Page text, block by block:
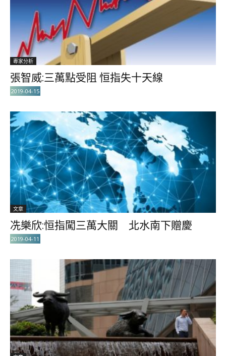
專家分析
張智威:三萬點受阻 恒指失十天線
2019-04-15
文章
冼樂欣:恒指闖三萬大關 北水南下贈慶
2019-04-11